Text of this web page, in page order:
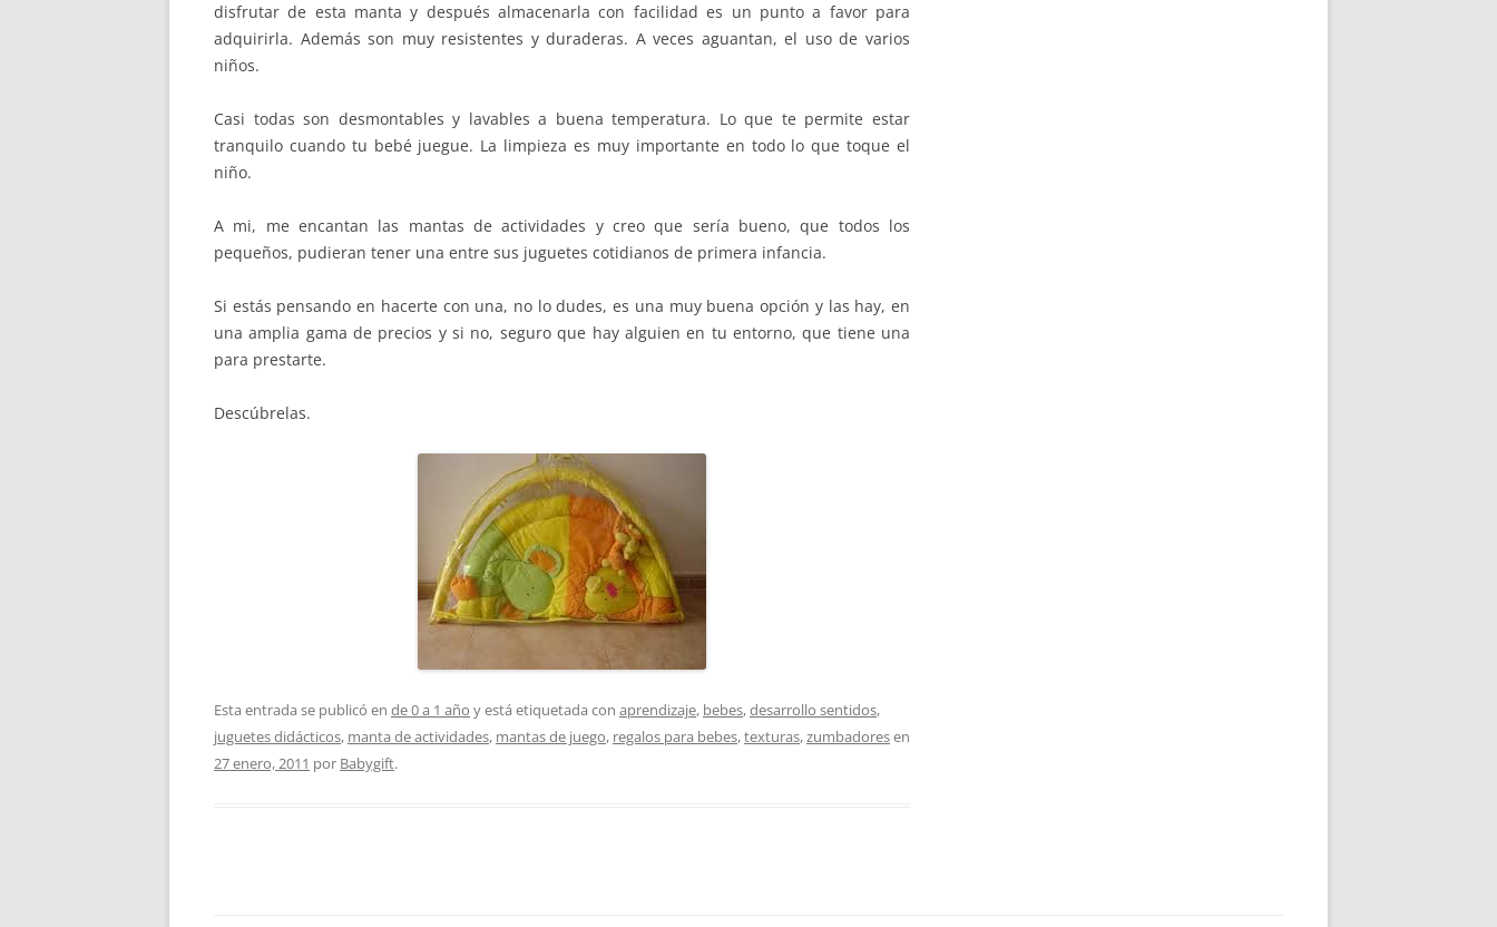
disfrutar de esta manta y después almacenarla con facilidad es un punto a favor para
adquirirla. Además son muy resistentes y duraderas. A veces aguantan, el uso de varios
niños.
Casi todas son desmontables y lavables a buena temperatura. Lo que te permite estar
tranquilo cuando tu bebé juegue. La limpieza es muy importante en todo lo que toque el
niño.
A mi, me encantan las mantas de actividades y creo que sería bueno, que todos los
pequeños, pudieran tener una entre sus juguetes cotidianos de primera infancia.
Si estás pensando en hacerte con una, no lo dudes, es una muy buena opción y las hay, en
una amplia gama de precios y si no, seguro que hay alguien en tu entorno, que tiene una
para prestarte.
Descúbrelas.
Esta entrada se publicó en de 0 a 1 año y está etiquetada con aprendizaje, bebes,desarrollo sentidos,
juguetes didácticos, manta de actividades, mantas de juego, regalos para bebes,texturas,zumbadoresen
27 enero, 2011 por Babygift.